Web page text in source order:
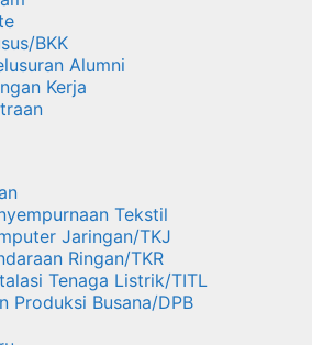
BKK
Alumni
Kerja
Tekstil
Jaringan/TKJ
Ringan/TKR
Tenaga Listrik/TITL
Produksi Busana/DPB